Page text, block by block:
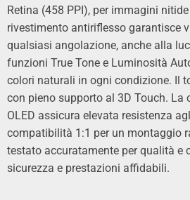
Retina (458 PPI), per immagini
rivestimento antiriflesso garantisce
qualsiasi angolazione, anche alla
funzioni True Tone e Luminosità
colori naturali in ogni condizione. Il
con pieno supporto al 3D Touch. La
OLED assicura elevata resistenza
compatibilità 1:1 per un montaggio
testato accuratamente per qualità e
sicurezza e prestazioni affidabili.